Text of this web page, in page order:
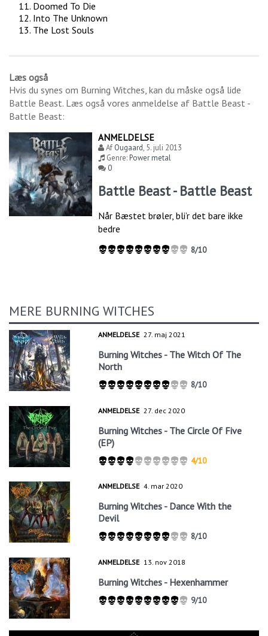
Doomed To Die
Into The Unknown
The Lost Souls
Læs også
Hvis du synes om Burning Witches, kan du måske også lide
Battle Beast. Læs også vores anmeldelse af Battle Beast -
Battle Beast:
ANMELDELSE
Af Ougaard, 5. juli 2013
Genre:Power metal
0
Battle Beast - Battle Beast
Når Bæstet brøler, bli’r det bare ikke
bedre
8/10
MERE BURNING WITCHES
ANMELDELSE 27. maj 2021
Burning Witches - The Witch Of The
North
8/10
ANMELDELSE 27. dec 2020
Burning Witches - The Circle Of Five
(EP)
4/10
ANMELDELSE 4. mar 2020
Burning Witches - Dance With the
Devil
8/10
ANMELDELSE 13. nov 2018
Burning Witches - Hexenhammer
9/10